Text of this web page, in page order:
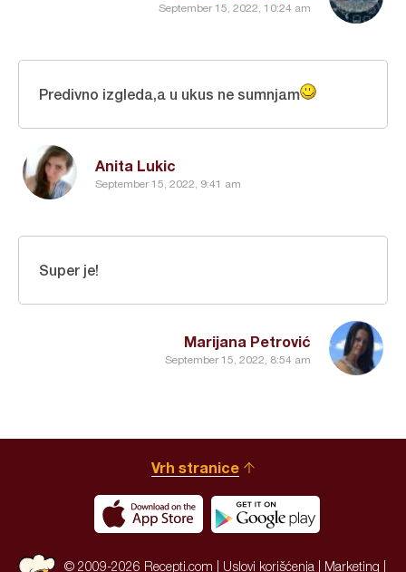
September 15, 2022, 10:24 am
Anita Lukic
September 15, 2022, 9:41 am
Predivno izgleda,a u ukus ne sumnjam
Marijana Petrović
September 15, 2022, 8:54 am
Super je!
Vrh stranice
© 2009-2026 Recepti.com | Uslovi korišćenja Marketing